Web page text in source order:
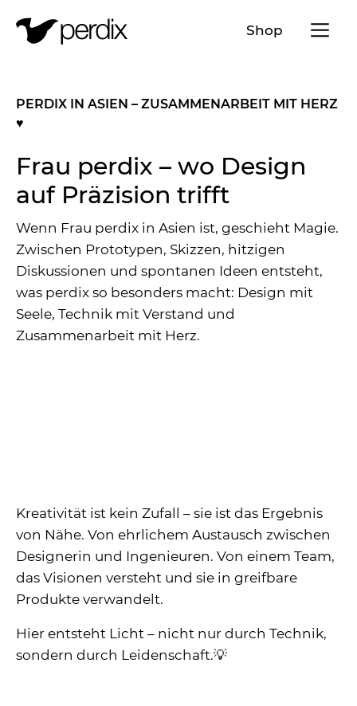
Shop Menü
PERDIX IN ASIEN – ZUSAMMENARBEIT MIT HERZ
♥️
Frau perdix – wo Design
auf Präzision trifft
Wenn Frau perdix in Asien ist, geschieht Magie.
Zwischen Prototypen, Skizzen, hitzigen
Diskussionen und spontanen Ideen entsteht,
was perdix so besonders macht: Design mit
Seele, Technik mit Verstand und
Zusammenarbeit mit Herz.
Kreativität ist kein Zufall – sie ist das Ergebnis
von Nähe. Von ehrlichem Austausch zwischen
Designerin und Ingenieuren. Von einem Team,
das Visionen versteht und sie in greifbare
Produkte verwandelt.
Hier entsteht Licht – nicht nur durch Technik,
sondern durch Leidenschaft.💡